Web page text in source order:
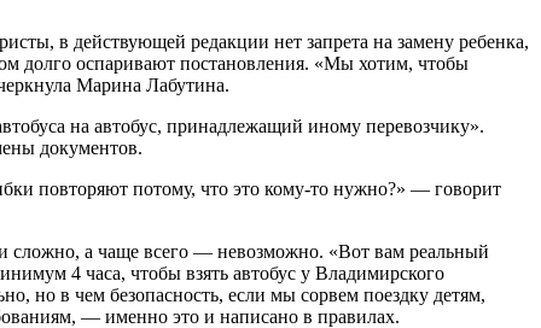
в действующей редакции нет запрета на замену ребенка,
долго оспаривают постановления. «Мы хотим, чтобы
Марина Лабутина.
на автобус, принадлежащий иному перевозчику».
документов.
повторяют потому, что это кому-то нужно?» — говорит
сложно, а чаще всего — невозможно. «Вот вам реальный
4 часа, чтобы взять автобус у Владимирского
но в чем безопасность, если мы сорвем поездку детям,
— именно это и написано в правилах.